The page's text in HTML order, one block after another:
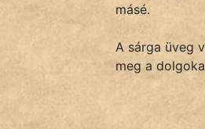
FILM
másé.
A sárga üveg
meg a